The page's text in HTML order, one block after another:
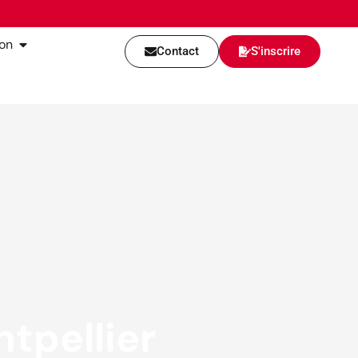
Contact S'inscrire